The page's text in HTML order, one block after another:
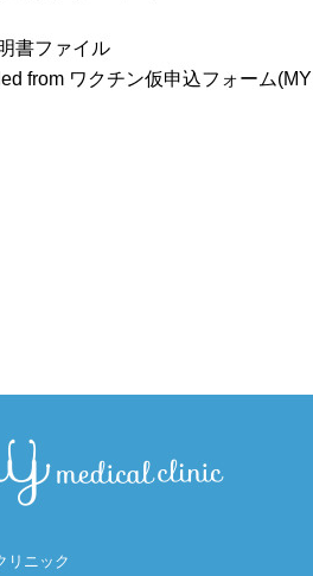
書ファイル
from ワクチン仮申込フォーム
リニック